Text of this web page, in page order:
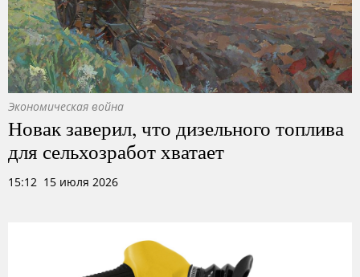
Экономическая война
Новак заверил, что дизельного топлива
для сельхозработ хватает
15:12 15 июля 2026